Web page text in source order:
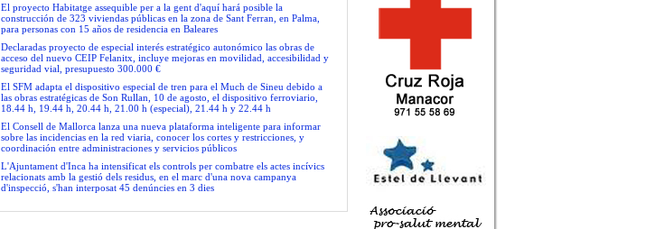
El proyecto Habitatge assequible per a la gent d'aquí hará posible la
construcción de 323 viviendas públicas en la zona de Sant Ferran, en Palma,
para personas con 15 años de residencia en Baleares
Declaradas proyecto de especial interés estratégico autonómico las obras de
acceso del nuevo CEIP Felanitx, incluye mejoras en movilidad, accesibilidad y
seguridad vial, presupuesto 300.000 €
El SFM adapta el dispositivo especial de tren para el Much de Sineu debido a
las obras estratégicas de Son Rullan, 10 de agosto, el dispositivo ferroviario,
18.44 h, 19.44 h, 20.44 h, 21.00 h (especial), 21.44 h y 22.44 h
El Consell de Mallorca lanza una nueva plataforma inteligente para informar
sobre las incidencias en la red viaria, conocer los cortes y restricciones, y
coordinación entre administraciones y servicios públicos
L'Ajuntament d'Inca ha intensificat els controls per combatre els actes incívics
relacionats amb la gestió dels residus, en el marc d'una nova campanya
d'inspecció, s'han interposat 45 denúncies en 3 dies